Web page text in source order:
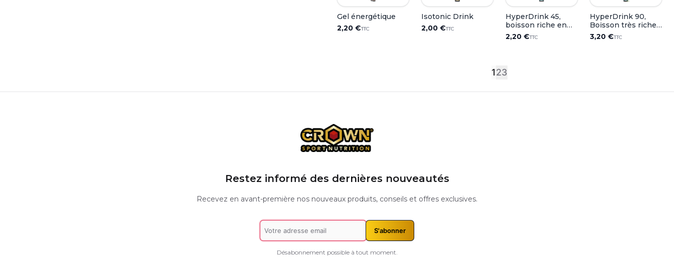
Gel énergétique
2,20 €TTC
Isotonic Drink
2,00 €TTC
HyperDrink 45,
boisson riche en
glucides
2,20 €TTC
HyperDrink 90,
Boisson très riche
en glucides
3,20 €TTC
123
Restez informé des dernières nouveautés
Recevez en avant-première nos nouveaux produits, conseils et offres exclusives.
S'abonner
Désabonnement possible à tout moment.